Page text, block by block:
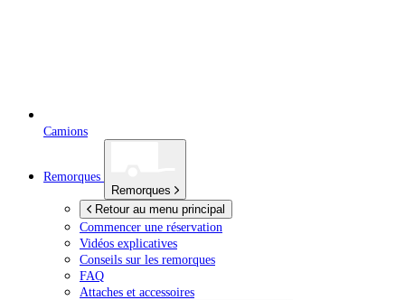
Camions
Remorques
Remorques
Retour au menu principal
Commencer une réservation
Vidéos explicatives
Conseils sur les remorques
FAQ
Attaches et accessoires